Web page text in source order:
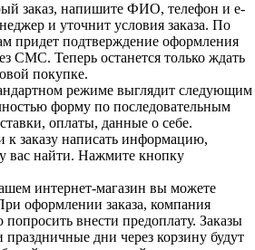
заказ, напишите ФИО, телефон и e-
и уточнит условия заказа. По
придет подтверждение оформления
СМС. Теперь останется только ждать
покупке.
режиме выглядит следующим
форму по последовательным
оплаты, данные о себе.
к заказу написать информацию,
вас найти. Нажмите кнопку
интернет-магазин вы можете
оформлении заказа, компания
попросить внести предоплату. Заказы
дни через корзину будут